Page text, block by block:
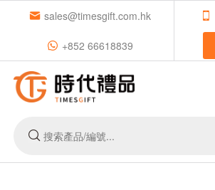
sales@timesgift.com.hk
+852 66618839